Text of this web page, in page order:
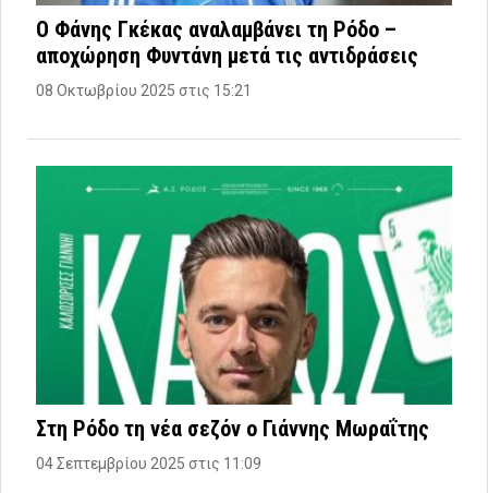
Ο Φάνης Γκέκας αναλαμβάνει τη Ρόδο –
αποχώρηση Φυντάνη μετά τις αντιδράσεις
08 Οκτωβρίου 2025 στις 15:21
Στη Ρόδο τη νέα σεζόν ο Γιάννης Μωραΐτης
04 Σεπτεμβρίου 2025 στις 11:09